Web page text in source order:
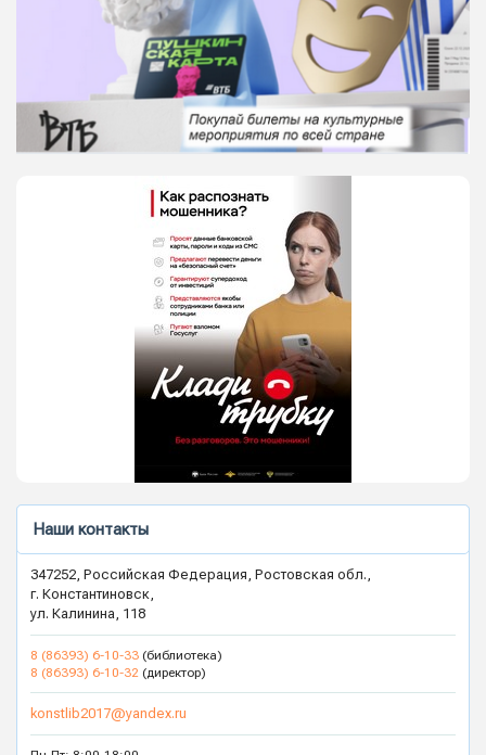
Наши контакты
347252, Российская Федерация, Ростовская обл.,
г. Константиновск,
ул. Калинина, 118
8 (86393) 6-10-33 (библиотека)
8 (86393) 6-10-32 (директор)
konstlib2017@yandex.ru